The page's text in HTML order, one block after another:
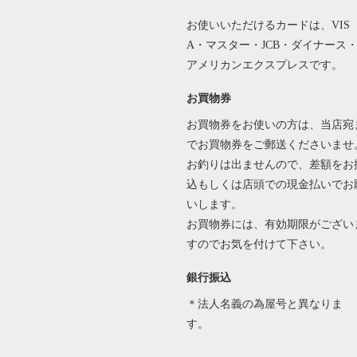
お使いいただけるカードは、VIS
A・マスター・JCB・ダイナース・
アメリカンエクスプレスです。
お買物券
お買物券をお使いの方は、当店宛
でお買物券をご郵送くださいませ
お釣りは出ませんので、差額をお
込もしくは店頭での現金払いでお
いします。
お買物券には、有効期限がござい
すのでお気を付けて下さい。
銀行振込
＊法人名義の為屋号と異なりま
す。